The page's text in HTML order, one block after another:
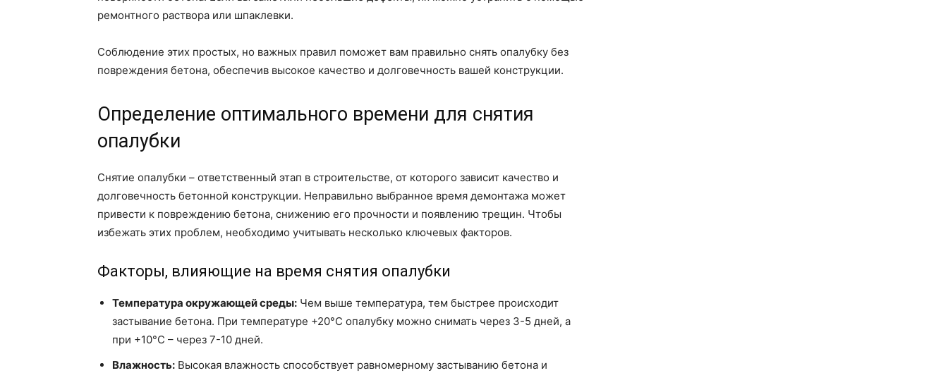
ремонтного раствора или шпаклевки.
Соблюдение этих простых, но важных правил поможет вам правильно снять опалубку без
повреждения бетона, обеспечив высокое качество и долговечность вашей конструкции.
Определение оптимального времени для снятия
опалубки
Снятие опалубки – ответственный этап в строительстве, от которого зависит качество и
долговечность бетонной конструкции. Неправильно выбранное время демонтажа может
привести к повреждению бетона, снижению его прочности и появлению трещин. Чтобы
избежать этих проблем, необходимо учитывать несколько ключевых факторов.
Факторы, влияющие на время снятия опалубки
Температура окружающей среды: Чем выше температура, тем быстрее происходит
застывание бетона. При температуре +20°C опалубку можно снимать через 3-5 дней, а
при +10°C – через 7-10 дней.
Влажность: Высокая влажность способствует равномерному застыванию бетона и